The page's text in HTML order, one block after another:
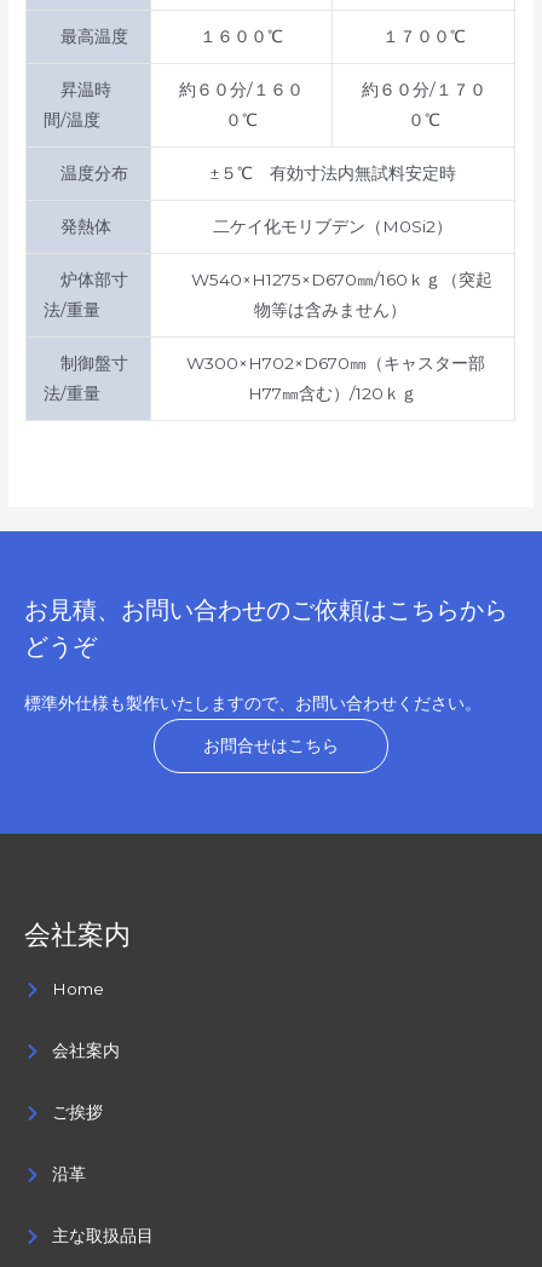
最高温度 １６００℃ １７００℃
昇温時
間/温度
約６０分/１６０
０℃
約６０分/１７０
０℃
温度分布 ±５℃ 有効寸法内無試料安定時
発熱体 二ケイ化モリブデン（M0Si2）
炉体部寸
法/重量
W540×H1275×D670㎜/160ｋｇ（突起
物等は含みません）
制御盤寸
法/重量
W300×H702×D670㎜（キャスター部
H77㎜含む）/120ｋｇ
お見積、お問い合わせのご依頼はこちらから
どうぞ
標準外仕様も製作いたしますので、お問い合わせください。
お問合せはこちら
会社案内
Home
会社案内
ご挨拶
沿革
主な取扱品目